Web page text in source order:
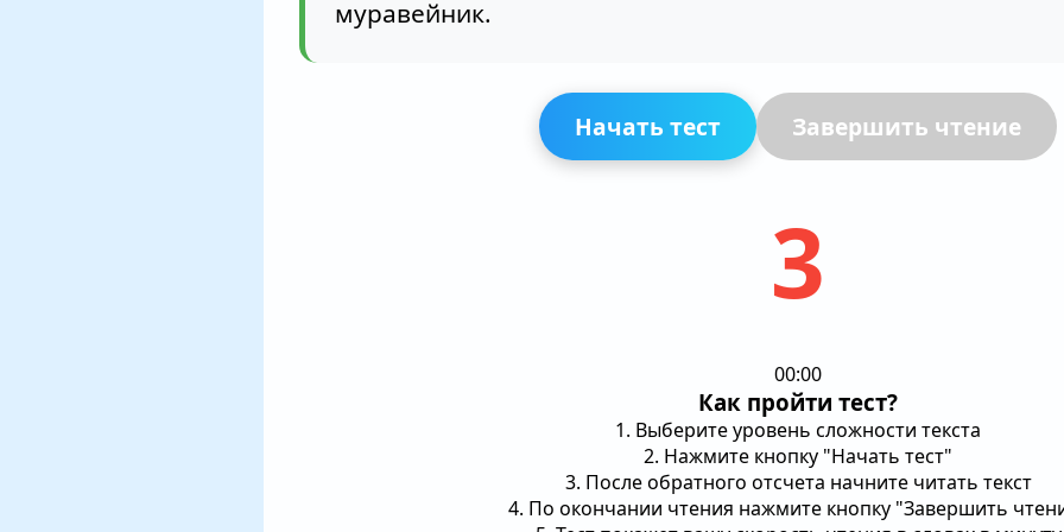
муравейник.
Начать тест Завершить чтение
3
00:00
Как пройти тест?
1. Выберите уровень сложности текста
2. Нажмите кнопку "Начать тест"
3. После обратного отсчета начните читать текст
4. По окончании чтения нажмите кнопку "Завершить